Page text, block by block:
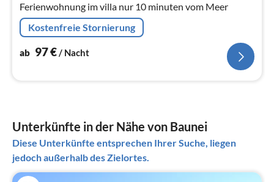
Ferienwohnung im villa nur 10 minuten vom Meer
Kostenfreie Stornierung
ab 97€/ Nacht
Unterkünfte in der Nähe von Baunei
Diese Unterkünfte entsprechen Ihrer Suche, liegen
jedoch außerhalb des Zielortes.